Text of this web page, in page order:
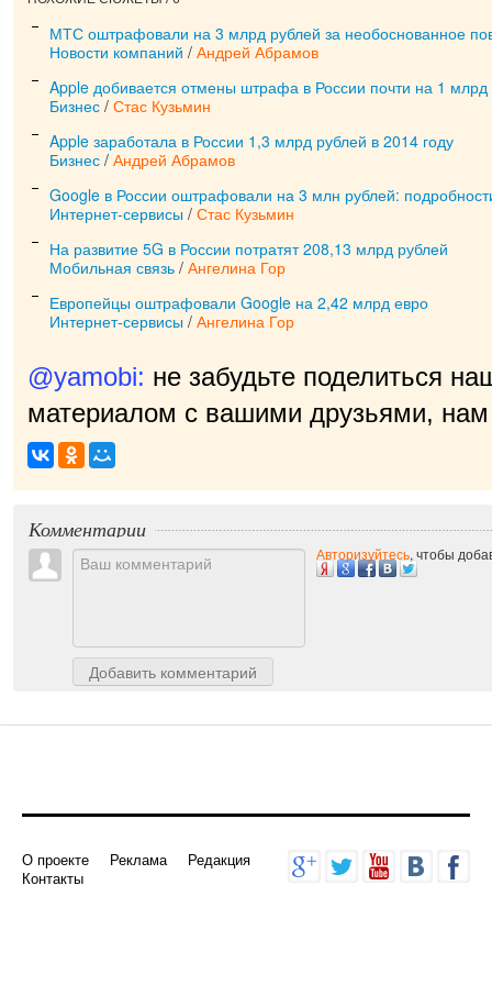
МТС оштрафовали на 3 млрд рублей за необоснованное
Новости компаний / Андрей Абрамов
Apple добивается отмены штрафа в России почти на 1 млрд
Бизнес / Стас Кузьмин
Apple заработала в России 1,3 млрд рублей в 2014 году
Бизнес / Андрей Абрамов
Google в России оштрафовали на 3 млн рублей:
Интернет-сервисы / Стас Кузьмин
На развитие 5G в России потратят 208,13 млрд рублей
Мобильная связь / Ангелина Гор
Европейцы оштрафовали Google на 2,42 млрд евро
Интернет-сервисы / Ангелина Гор
@yamobi: не забудьте поделиться
материалом с вашими друзьями,
Комментарии
Добавить комментарий
Авторизуйтесь, чтобы
О проекте Реклама
Редакция
Контакты